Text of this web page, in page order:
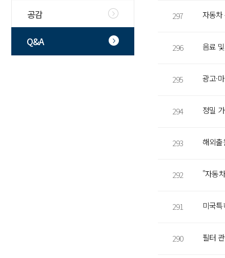
공감
Q&A
297 자동차
296 음료
295 광고·
294 정밀
293 해외출
292 "자동
291 미국
290